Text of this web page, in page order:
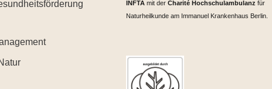
INFTA mit der Charité Hochschulambulanz für
Naturheilkunde am Immanuel Krankenhaus Berlin.